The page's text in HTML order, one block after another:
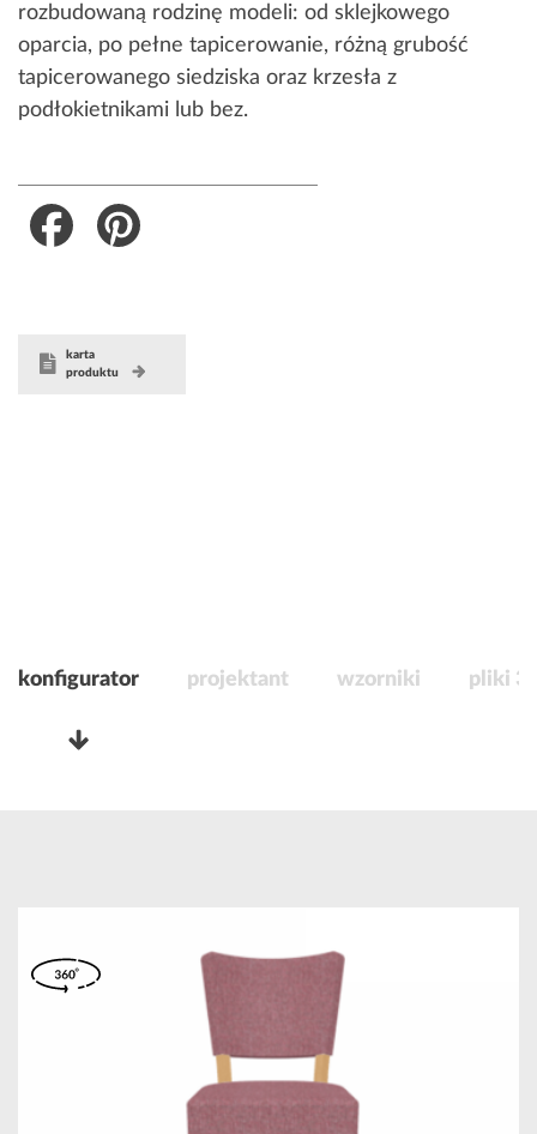
rozbudowaną rodzinę modeli: od sklejkowego
oparcia, po pełne tapicerowanie, różną grubość
tapicerowanego siedziska oraz krzesła z
podłokietnikami lub bez.
Facebook
karta
produktu
konfigurator projektant wzorniki pliki